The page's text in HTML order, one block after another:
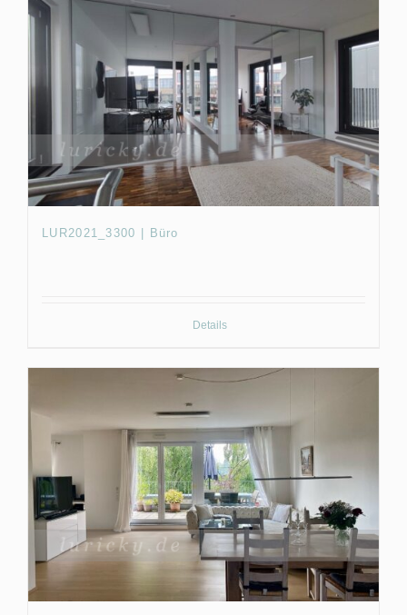
LUR2021_3300 | Büro
Details